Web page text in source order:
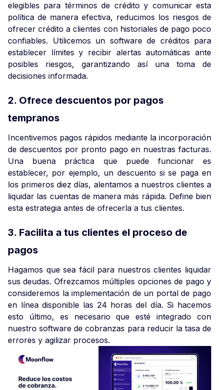
elegibles para términos de crédito y comunicar esta
política de manera efectiva, reducimos los riesgos de
ofrecer crédito a clientes con historiales de pago poco
confiables. Utilicemos un software de créditos para
establecer límites y recibir alertas automáticas ante
posibles riesgos, garantizando así una toma de
decisiones informada.
2. Ofrece descuentos por pagos
tempranos
Incentivemos pagos rápidos mediante la incorporación
de descuentos por pronto pago en nuestras facturas.
Una buena práctica que puede funcionar es
establecer, por ejemplo, un descuento si se paga en
los primeros diez días, alentamos a nuestros clientes a
liquidar las cuentas de manera más rápida. Define bien
esta estrategia antes de ofrecerla a tus clientes.
3. Facilita a tus clientes el proceso de
pagos
Hagamos que sea fácil para nuestros clientes liquidar
sus deudas. Ofrezcamos múltiples opciones de pago y
consideremos la implementación de un portal de pago
en línea disponible las 24 horas del día. Si hacemos
esto último, es necesario que esté integrado con
nuestro software de cobranzas para reducir la tasa de
errores y agilizar procesos.